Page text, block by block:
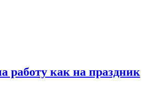
работу как на праздник